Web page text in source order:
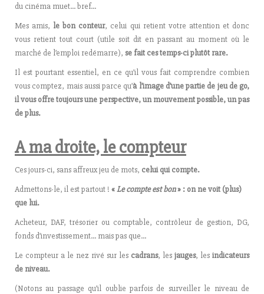
du cinéma muet… bref…
Mes amis, le bon conteur, celui qui retient votre attention et donc
vous retient tout court (utile soit dit en passant au moment où le
marché de l’emploi redémarre), se fait ces temps-ci plutôt rare.
Il est pourtant essentiel, en ce qu’il vous fait comprendre combien
vous comptez, mais aussi parce qu’à l’image d’une partie de jeu de go,
il vous offre toujours une perspective, un mouvement possible, un pas
de plus.
A ma droite, le compteur
Ces jours-ci, sans affreux jeu de mots, celui qui compte.
Admettons-le, il est partout ! «Le compte est bon» : on ne voit (plus)
que lui.
Acheteur, DAF, trésorier ou comptable, contrôleur de gestion, DG,
fonds d’investissement… mais pas que…
Le compteur a le nez rivé sur les cadrans, les jauges, les indicateurs
de niveau.
(Notons au passage qu’il oublie parfois de surveiller le niveau de